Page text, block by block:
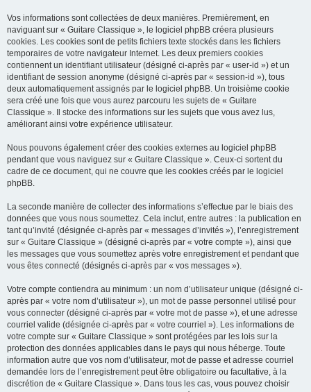
Vos informations sont collectées de deux manières. Premièrement, en
naviguant sur « Guitare Classique », le logiciel phpBB créera plusieurs
cookies. Les cookies sont de petits fichiers texte stockés dans les fichiers
temporaires de votre navigateur Internet. Les deux premiers cookies
contiennent un identifiant utilisateur (désigné ci-après par « user-id ») et un
identifiant de session anonyme (désigné ci-après par « session-id »), tous
deux automatiquement assignés par le logiciel phpBB. Un troisième cookie
sera créé une fois que vous aurez parcouru les sujets de « Guitare
Classique ». Il stocke des informations sur les sujets que vous avez lus,
améliorant ainsi votre expérience utilisateur.
Nous pouvons également créer des cookies externes au logiciel phpBB
pendant que vous naviguez sur « Guitare Classique ». Ceux-ci sortent du
cadre de ce document, qui ne couvre que les cookies créés par le logiciel
phpBB.
La seconde manière de collecter des informations s’effectue par le biais des
données que vous nous soumettez. Cela inclut, entre autres : la publication en
tant qu’invité (désignée ci-après par « messages d’invités »), l’enregistrement
sur « Guitare Classique » (désigné ci-après par « votre compte »), ainsi que
les messages que vous soumettez après votre enregistrement et pendant que
vous êtes connecté (désignés ci-après par « vos messages »).
Votre compte contiendra au minimum : un nom d’utilisateur unique (désigné ci-
après par « votre nom d’utilisateur »), un mot de passe personnel utilisé pour
vous connecter (désigné ci-après par « votre mot de passe »), et une adresse
courriel valide (désignée ci-après par « votre courriel »). Les informations de
votre compte sur « Guitare Classique » sont protégées par les lois sur la
protection des données applicables dans le pays qui nous héberge. Toute
information autre que vos nom d’utilisateur, mot de passe et adresse courriel
demandée lors de l’enregistrement peut être obligatoire ou facultative, à la
discrétion de « Guitare Classique ». Dans tous les cas, vous pouvez choisir